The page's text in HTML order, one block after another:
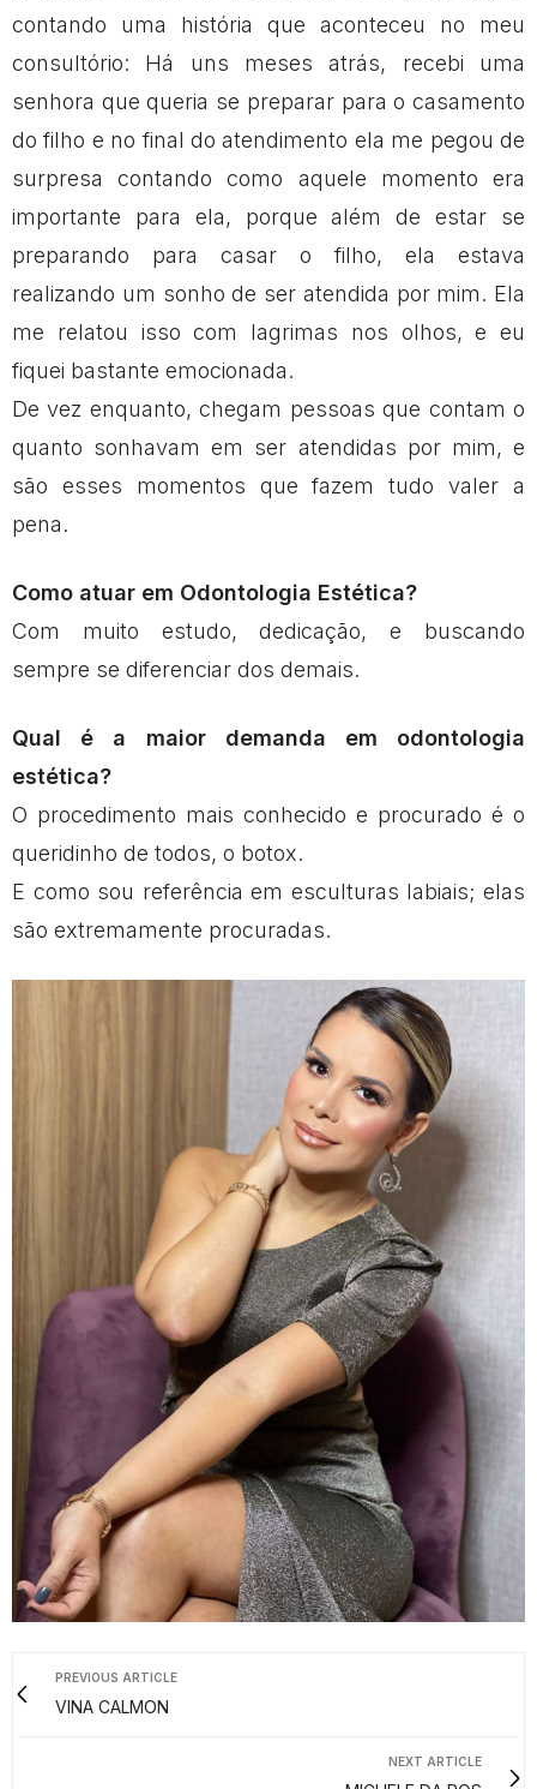
contando uma história que aconteceu no meu
consultório: Há uns meses atrás, recebi uma
senhora que queria se preparar para o casamento
do filho e no final do atendimento ela me pegou de
surpresa contando como aquele momento era
importante para ela, porque além de estar se
preparando para casar o filho, ela estava
realizando um sonho de ser atendida por mim. Ela
me relatou isso com lagrimas nos olhos, e eu
fiquei bastante emocionada.
De vez enquanto, chegam pessoas que contam o
quanto sonhavam em ser atendidas por mim, e
são esses momentos que fazem tudo valer a
pena.
Como atuar em Odontologia Estética?
Com muito estudo, dedicação, e buscando
sempre se diferenciar dos demais.
Qual é a maior demanda em odontologia
estética?
O procedimento mais conhecido e procurado é o
queridinho de todos, o botox.
E como sou referência em esculturas labiais; elas
são extremamente procuradas.
PREVIOUS ARTICLE
VINA CALMON
NEXT ARTICLE